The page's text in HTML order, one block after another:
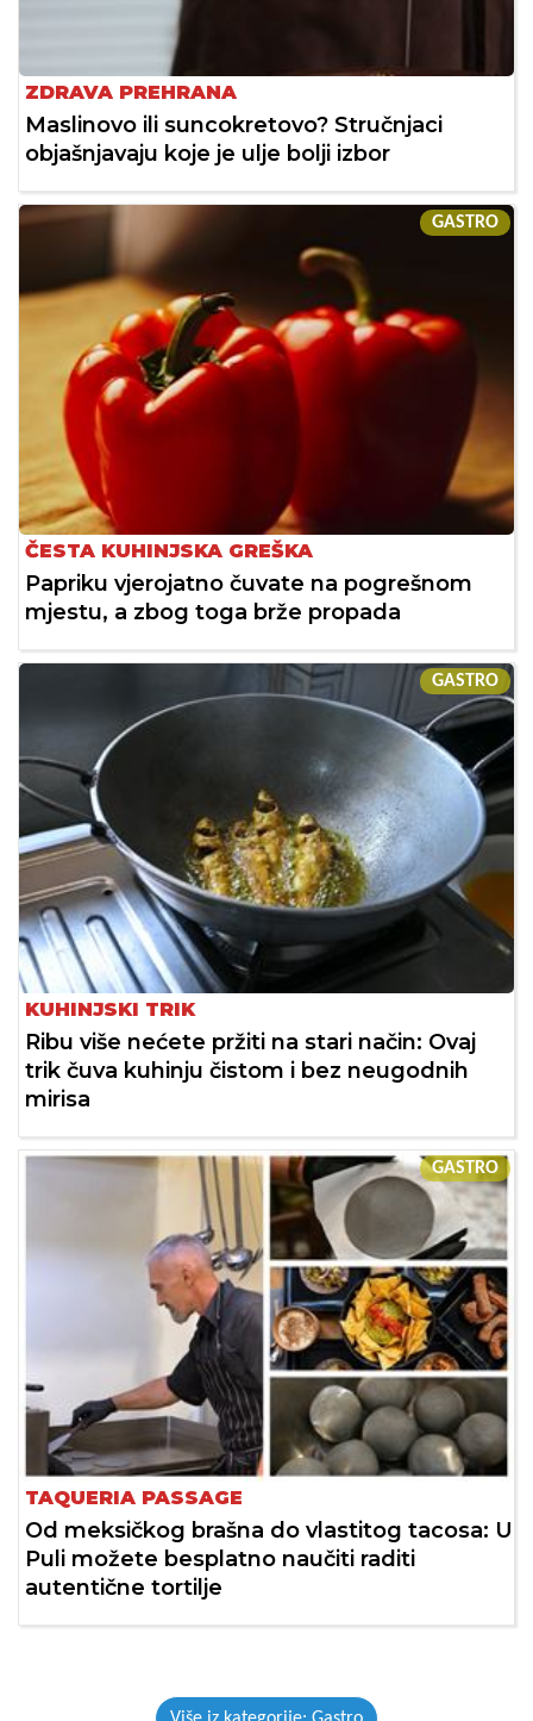
ZDRAVA PREHRANA
Maslinovo ili suncokretovo? Stručnjaci
objašnjavaju koje je ulje bolji izbor
GASTRO
ČESTA KUHINJSKA GREŠKA
Papriku vjerojatno čuvate na pogrešnom
mjestu, a zbog toga brže propada
GASTRO
KUHINJSKI TRIK
Ribu više nećete pržiti na stari način: Ovaj
trik čuva kuhinju čistom i bez neugodnih
mirisa
GASTRO
TAQUERIA PASSAGE
Od meksičkog brašna do vlastitog tacosa: U
Puli možete besplatno naučiti raditi
autentične tortilje